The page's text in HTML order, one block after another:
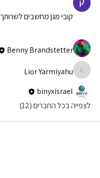
קובי מגן מחשבים לשרותך
Benny Brandstetter
Lior Yarmiyahu
Lior Yarmiyahu
binyxisrael
לצפייה בכל החברים (12)